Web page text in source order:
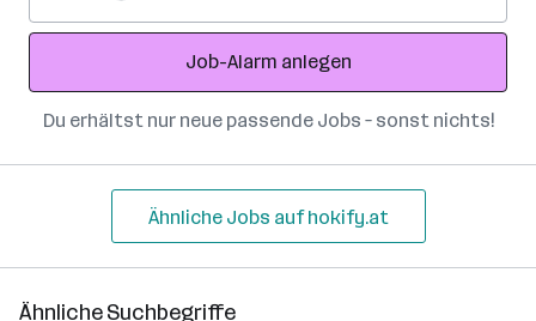
Adresse
Job-Alarm anlegen
Du erhältst nur neue passende Jobs – sonst nichts!
Ähnliche Jobs auf hokify.at
Ähnliche Suchbegriffe